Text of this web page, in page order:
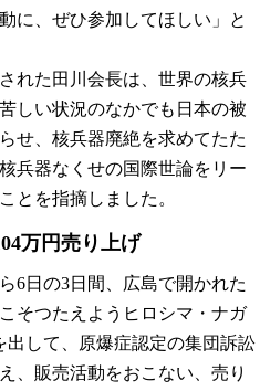
に、ぜひ参加してほしい」と
れた田川会長は、世界の核兵
しい状況のなかでも日本の被
せ、核兵器廃絶を求めてたた
兵器なくせの国際世論をリー
とを指摘しました。
万円売り上げ
6日の3日間、広島で開かれた
そつたえようヒロシマ・ナガ
して、原爆症認定の集団訴訟
、販売活動をおこない、売り